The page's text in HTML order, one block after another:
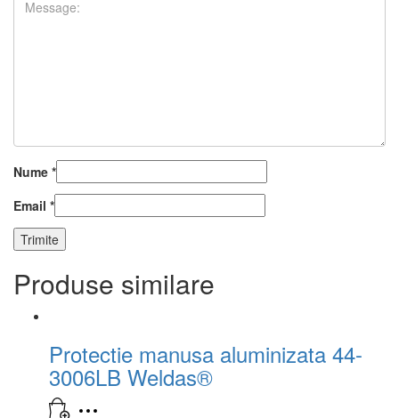
Nume *
Email *
Produse similare
Protectie manusa aluminizata 44-
3006LB Weldas®